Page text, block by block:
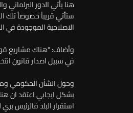
هنا يأتي الدور
ستأتي قريباً خصوصاً تلك
الاصلاحية الموجودة في
وأضاف: "هناك مشاريع
في سبيل اصدار قانون
وحول الشأن الحكومي
بشكل ايجابي اعتقد ان
استقرار البلد فالرئيس